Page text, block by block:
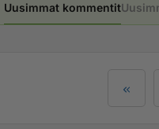
Uusimmat kommentit